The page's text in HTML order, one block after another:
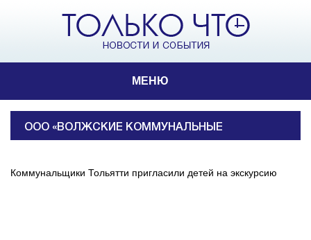
МЕНЮ
ООО «ВОЛЖСКИЕ КОММУНАЛЬНЫЕ
Коммунальщики Тольятти пригласили детей на экскурсию